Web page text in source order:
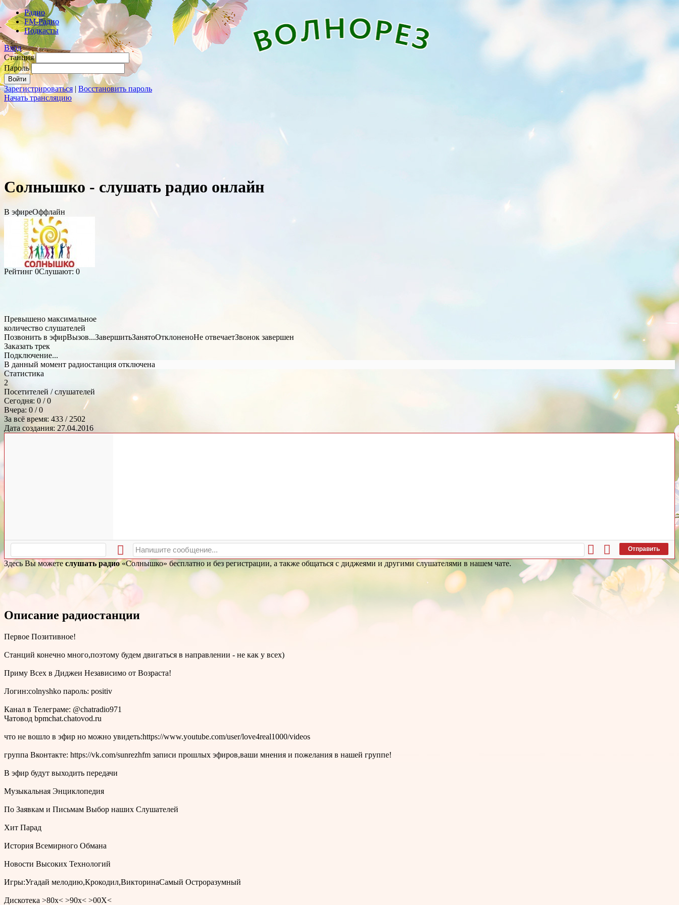
Радио
FM-Радио
Подкасты
Вход
Станция
Пароль
Зарегистрироваться | Восстановить пароль
Начать трансляцию
Cолнышко - слушать радио онлайн
В эфиреОффлайн
Рейтинг 0Слушают: 0
Превышено максимальное
количество слушателей
Позвонить в эфирВызов...ЗавершитьЗанятоОтклоненоНе отвечаетЗвонок завершен
Заказать трек
Подключение...
В данный момент радиостанция отключена
Статистика
2
Посетителей / слушателей
Сегодня: 0 / 0
Вчера: 0 / 0
За всё время: 433 / 2502
Дата создания: 27.04.2016
Отправить
Здесь Вы можете слушать радио«Cолнышко» бесплатно и без регистрации, а также общаться с диджеями и другими слушателями в нашем чате.
Описание радиостанции
Первое Позитивное!
Станций конечно много,поэтому будем двигаться в направлении - не как у всех)
Приму Всех в Диджеи Независимо от Возраста!
Логин:colnyshko пароль: positiv
Канал в Телеграме: @chatradio971
Чатовод bpmchat.chatovod.ru
что не вошло в эфир но можно увидеть:https://www.youtube.com/user/love4real1000/videos
группа Вконтакте: https://vk.com/sunrezhfm записи прошлых эфиров,ваши мнения и пожелания в нашей группе!
В эфир будут выходить передачи
Музыкальная Энциклопедия
По Заявкам и Письмам Выбор наших Слушателей
Хит Парад
История Всемирного Обмана
Новости Высоких Технологий
Игры:Угадай мелодию,Крокодил,ВикторинаСамый Остроразумный
Дискотека >80х< >90х< >00Х<